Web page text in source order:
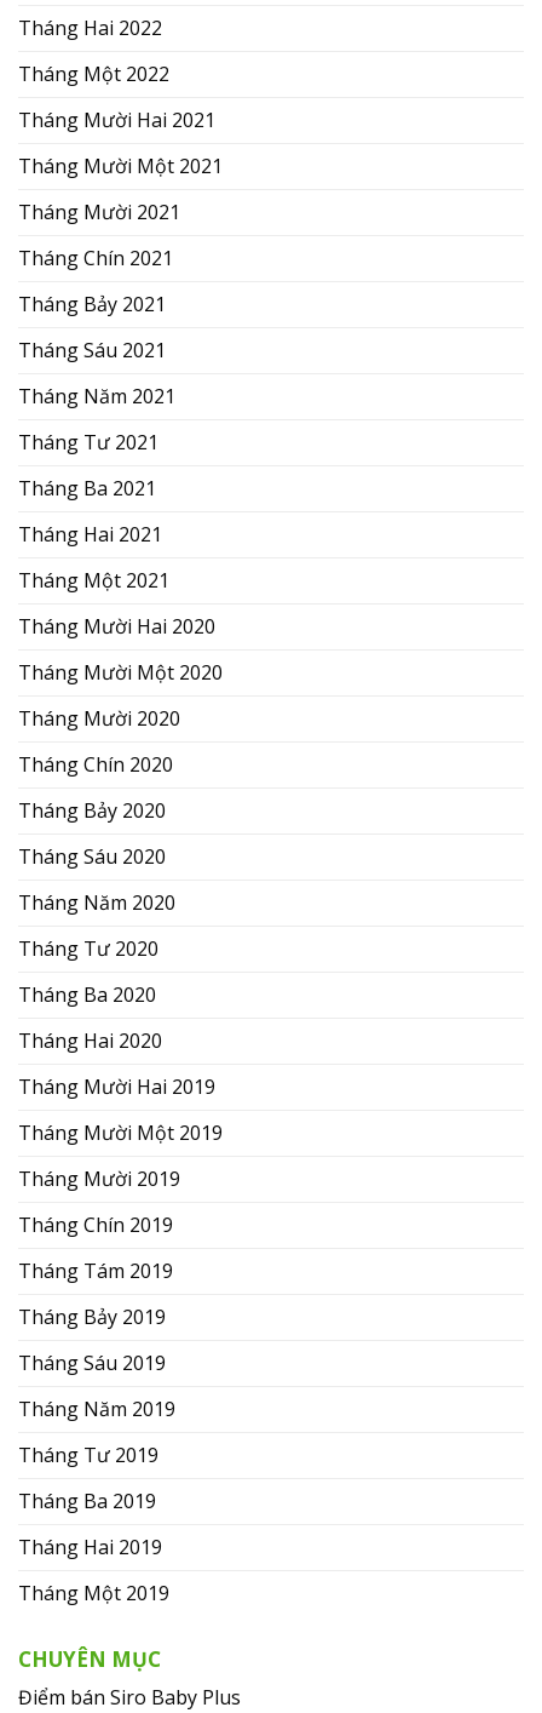
Tháng Hai 2022
Tháng Một 2022
Tháng Mười Hai 2021
Tháng Mười Một 2021
Tháng Mười 2021
Tháng Chín 2021
Tháng Bảy 2021
Tháng Sáu 2021
Tháng Năm 2021
Tháng Tư 2021
Tháng Ba 2021
Tháng Hai 2021
Tháng Một 2021
Tháng Mười Hai 2020
Tháng Mười Một 2020
Tháng Mười 2020
Tháng Chín 2020
Tháng Bảy 2020
Tháng Sáu 2020
Tháng Năm 2020
Tháng Tư 2020
Tháng Ba 2020
Tháng Hai 2020
Tháng Mười Hai 2019
Tháng Mười Một 2019
Tháng Mười 2019
Tháng Chín 2019
Tháng Tám 2019
Tháng Bảy 2019
Tháng Sáu 2019
Tháng Năm 2019
Tháng Tư 2019
Tháng Ba 2019
Tháng Hai 2019
Tháng Một 2019
CHUYÊN MỤC
Điểm bán Siro Baby Plus